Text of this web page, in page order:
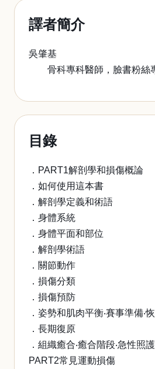
譯者簡介
吳肇基
骨科專科醫師，臉書粉絲專
目錄
．PART1解剖學和損傷概論
．如何使用這本書
．解剖學定義和術語
．身體系統
．身體平面和部位
．解剖學術語
．關節動作
．損傷分類
．損傷預防
．姿勢和肌肉平衡‧賽事準備‧
．長期復原
．組織癒合‧癒合階段‧急性照
PART2常見運動損傷